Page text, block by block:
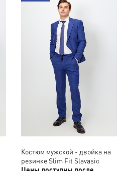
Костюм мужской - двойка на
резинке Slim Fit Slavasio